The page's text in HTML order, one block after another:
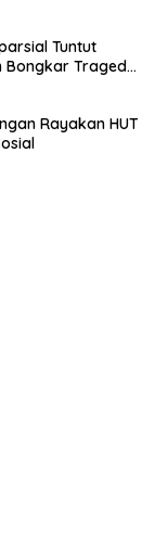
Tuntut
Bongkar Tragedi
Rayakan HUT